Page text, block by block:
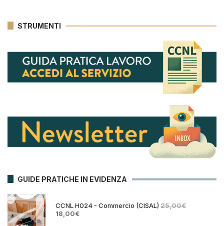
STRUMENTI
GUIDE PRATICHE IN EVIDENZA
CCNL H024 - Commercio (CISAL) 25,00€
Il18,00€Il